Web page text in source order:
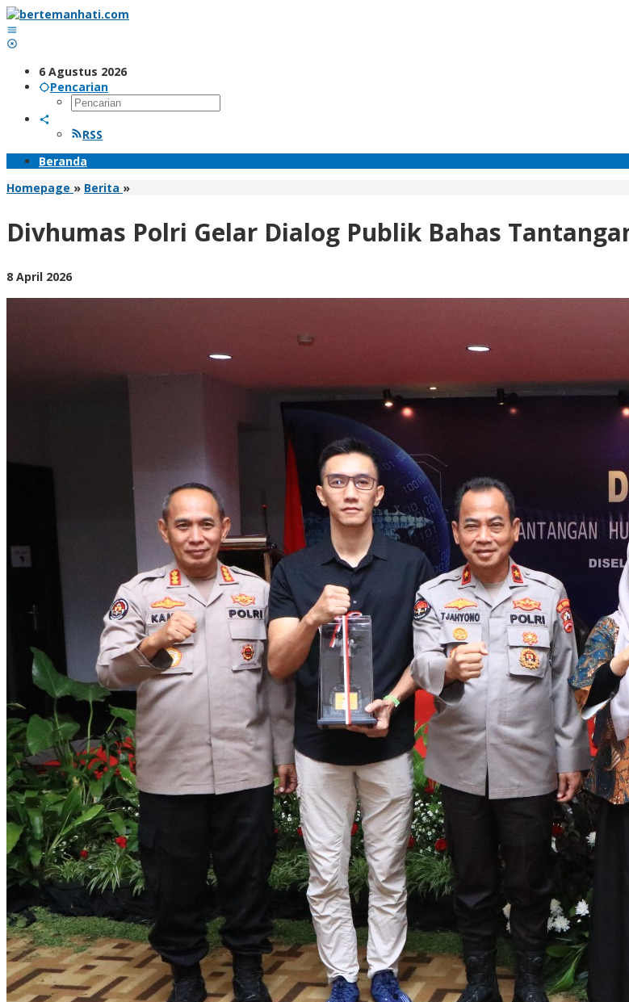
Lewati
ke
konten
6 Agustus 2026
Pencarian
RSS
Beranda
Homepage » Berita »Divhumas
Dialog
Hukum
Divhumas Polri Gelar Dialog Publik Bahas
8 April 2026oleh